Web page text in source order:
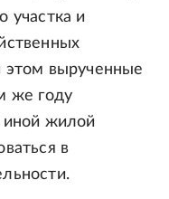
участка и
этом вырученные
же году
иной жилой
в